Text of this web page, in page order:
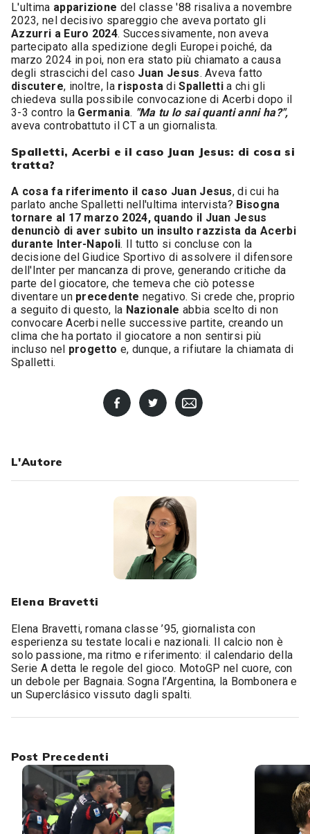
L'ultima apparizione del classe '88 risaliva a novembre
2023, nel decisivo spareggio che aveva portato gli
Azzurri a Euro 2024. Successivamente, non aveva
partecipato alla spedizione degli Europei poiché, da
marzo 2024 in poi, non era stato più chiamato a causa
degli strascichi del caso Juan Jesus. Aveva fatto
discutere, inoltre, la rispostadiSpallettia chi gli
chiedeva sulla possibile convocazione di Acerbi dopo il
3-3 contro la Germania. "Ma tu lo sai quanti anni ha?",
aveva controbattuto il CT a un giornalista.
Spalletti, Acerbi e il caso Juan Jesus: di cosa si
tratta?
A cosa fa riferimento il caso Juan Jesus, di cui ha
parlato anche Spalletti nell'ultima intervista? Bisogna
tornare al 17 marzo 2024, quando il Juan Jesus
denunciò di aver subito un insulto razzista da Acerbi
durante Inter-Napoli. Il tutto si concluse con la
decisione del Giudice Sportivo di assolvere il difensore
dell'Inter per mancanza di prove, generando critiche da
parte del giocatore, che temeva che ciò potesse
diventare un precedente negativo. Si crede che, proprio
a seguito di questo, la Nazionale abbia scelto di non
convocare Acerbi nelle successive partite, creando un
clima che ha portato il giocatore a non sentirsi più
incluso nel progetto e, dunque, a rifiutare la chiamata di
Spalletti.
L'Autore
Elena Bravetti
Elena Bravetti, romana classe ’95, giornalista con
esperienza su testate locali e nazionali. Il calcio non è
solo passione, ma ritmo e riferimento: il calendario della
Serie A detta le regole del gioco. MotoGP nel cuore, con
un debole per Bagnaia. Sogna l’Argentina, la Bombonera e
un Superclásico vissuto dagli spalti.
Post Precedenti